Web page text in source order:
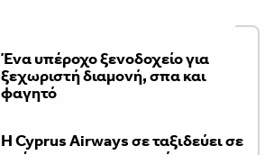
Ένα υπέροχο ξενοδοχείο για
ξεχωριστή διαμονή, σπα και
φαγητό
H Cyprus Airways σε ταξιδεύει σε